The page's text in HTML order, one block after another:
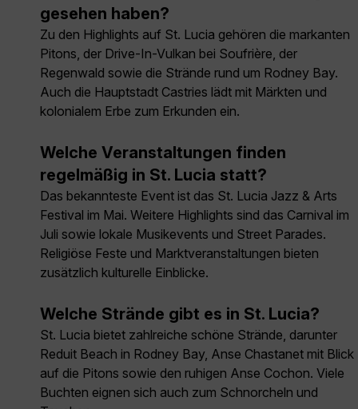
gesehen haben?
Zu den Highlights auf St. Lucia gehören die markanten
Pitons, der Drive-In-Vulkan bei Soufrière, der
Regenwald sowie die Strände rund um Rodney Bay.
Auch die Hauptstadt Castries lädt mit Märkten und
kolonialem Erbe zum Erkunden ein.
Welche Veranstaltungen finden
regelmäßig in St. Lucia statt?
Das bekannteste Event ist das St. Lucia Jazz & Arts
Festival im Mai. Weitere Highlights sind das Carnival im
Juli sowie lokale Musikevents und Street Parades.
Religiöse Feste und Marktveranstaltungen bieten
zusätzlich kulturelle Einblicke.
Welche Strände gibt es in St. Lucia?
St. Lucia bietet zahlreiche schöne Strände, darunter
Reduit Beach in Rodney Bay, Anse Chastanet mit Blick
auf die Pitons sowie den ruhigen Anse Cochon. Viele
Buchten eignen sich auch zum Schnorcheln und